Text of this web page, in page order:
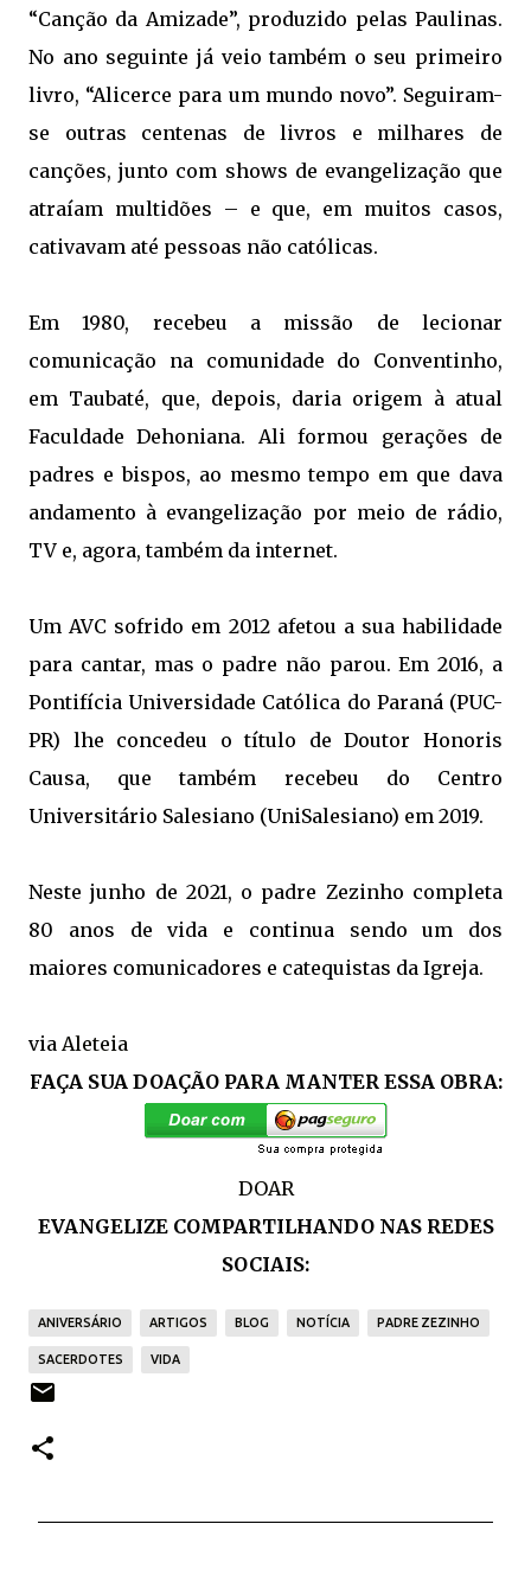
“Canção da Amizade”, produzido pelas Paulinas.
No ano seguinte já veio também o seu primeiro
livro, “Alicerce para um mundo novo”. Seguiram-
se outras centenas de livros e milhares de
canções, junto com shows de evangelização que
atraíam multidões – e que, em muitos casos,
cativavam até pessoas não católicas.
Em 1980, recebeu a missão de lecionar
comunicação na comunidade do Conventinho,
em Taubaté, que, depois, daria origem à atual
Faculdade Dehoniana. Ali formou gerações de
padres e bispos, ao mesmo tempo em que dava
andamento à evangelização por meio de rádio,
TV e, agora, também da internet.
Um AVC sofrido em 2012 afetou a sua habilidade
para cantar, mas o padre não parou. Em 2016, a
Pontifícia Universidade Católica do Paraná (PUC-
PR) lhe concedeu o título de Doutor Honoris
Causa, que também recebeu do Centro
Universitário Salesiano (UniSalesiano) em 2019.
Neste junho de 2021, o padre Zezinho completa
80 anos de vida e continua sendo um dos
maiores comunicadores e catequistas da Igreja.
via Aleteia
FAÇA SUA DOAÇÃO PARA MANTER ESSA OBRA:
DOAR
EVANGELIZE COMPARTILHANDO NAS REDES
SOCIAIS:
ANIVERSÁRIO ARTIGOS BLOG NOTÍCIA PADRE ZEZINHO
SACERDOTES VIDA